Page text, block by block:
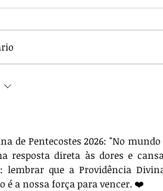
de Pentecostes 2026: "No
resposta direta às dores e
lembrar que a Providência
é a nossa força para vencer. ❤️